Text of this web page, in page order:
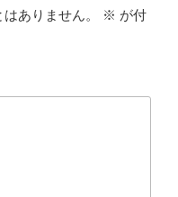
ありません。 ※ が付